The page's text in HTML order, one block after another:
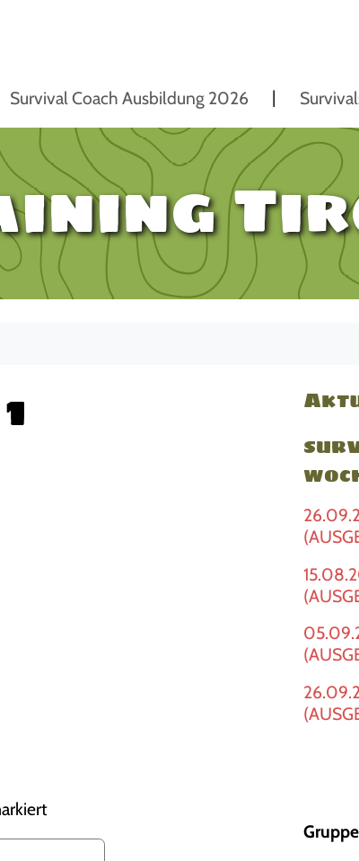
Survival Coach Ausbildung 2026